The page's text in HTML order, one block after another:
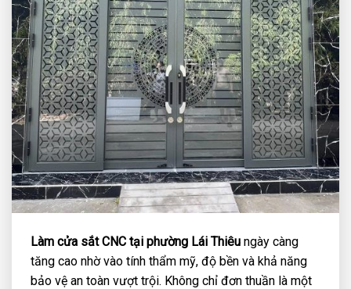
Làm cửa sắt CNC tại phường Lái Thiêu ngày càng
tăng cao nhờ vào tính thẩm mỹ, độ bền và khả năng
bảo vệ an toàn vượt trội. Không chỉ đơn thuần là một